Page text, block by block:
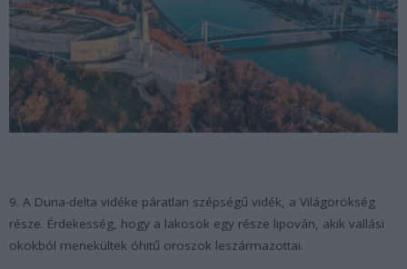
9. A Duna-delta vidéke páratlan szépségű vidék, a Világörökség
része. Érdekesség, hogy a lakosok egy része lipován, akik vallási
okokból menekültek óhitű oroszok leszármazottai.